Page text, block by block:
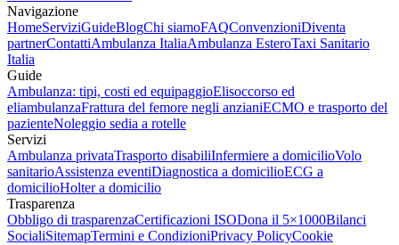
Navigazione
HomeServiziGuideBlogChi siamoFAQConvenzioniDiventa
partnerContattiAmbulanza ItaliaAmbulanza EsteroTaxi Sanitario
Italia
Guide
Ambulanza: tipi, costi ed equipaggioElisoccorso ed
eliambulanzaFrattura del femore negli anzianiECMO e trasporto del
pazienteNoleggio sedia a rotelle
Servizi
Ambulanza privataTrasporto disabiliInfermiere a domicilioVolo
sanitarioAssistenza eventiDiagnostica a domicilioECG a
domicilioHolter a domicilio
Trasparenza
Obbligo di trasparenzaCertificazioni ISODona il 5×1000Bilanci
SocialiSitemapTermini e CondizioniPrivacy PolicyCookie